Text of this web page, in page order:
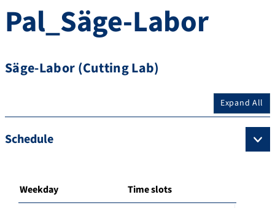
Pal_Säge-Labor
Säge-Labor (Cutting Lab)
Expand All
Schedule
Weekday Time slots